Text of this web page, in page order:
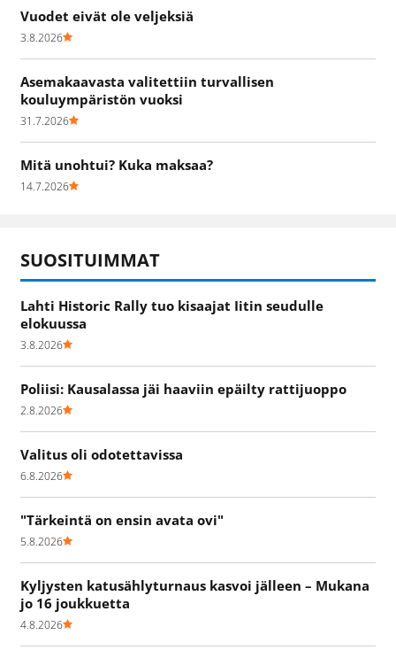
Vuodet eivät ole veljeksiä
3.8.2026
Asemakaavasta valitettiin turvallisen
kouluympäristön vuoksi
31.7.2026
Mitä unohtui? Kuka maksaa?
14.7.2026
SUOSITUIMMAT
Lahti Historic Rally tuo kisaajat Iitin seudulle
elokuussa
3.8.2026
Poliisi: Kausalassa jäi haaviin epäilty rattijuoppo
2.8.2026
Valitus oli odotettavissa
6.8.2026
"Tärkeintä on ensin avata ovi"
5.8.2026
Kyljysten katusählyturnaus kasvoi jälleen – Mukana
jo 16 joukkuetta
4.8.2026